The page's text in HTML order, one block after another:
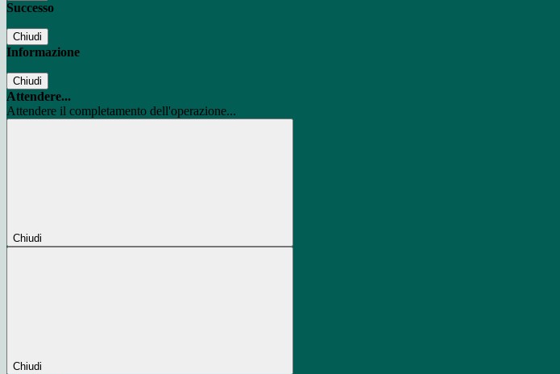
Successo
Chiudi
Informazione
Chiudi
Attendere...
Attendere il completamento dell'operazione...
Chiudi
Chiudi